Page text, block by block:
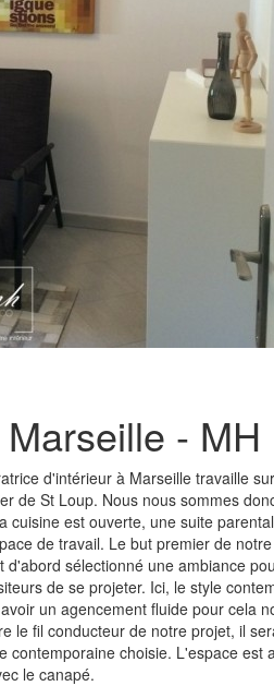
- MH
d'intérieur à Marseille travaille
de St Loup. Nous nous sommes
est ouverte, une suite
de travail. Le but premier de
sélectionné une ambiance
de se projeter. Ici, le style
un agencement fluide pour cela
le fil conducteur de notre projet, il
choisie. L'espace est
le canapé.